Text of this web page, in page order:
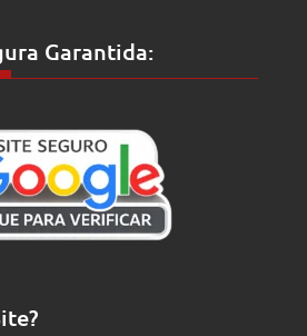
Garantida: